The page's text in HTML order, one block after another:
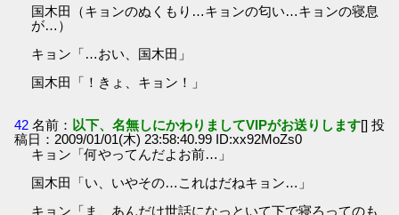
国木田（キョンのぬくもり…キョンの匂い…キョンの寝息
が…）
キョン「…おい、国木田」
国木田「！きょ、キョン！」
42 名前： 以下、名無しにかわりましてVIPがお送りします[] 投
稿日：2009/01/01(木) 23:58:40.99 ID:xx92MoZs0
キョン「何やってんだよお前…」
国木田「い、いやその…これはだねキョン…」
キョン「ま、あんだけ世話になっといて下で寝ろってのも